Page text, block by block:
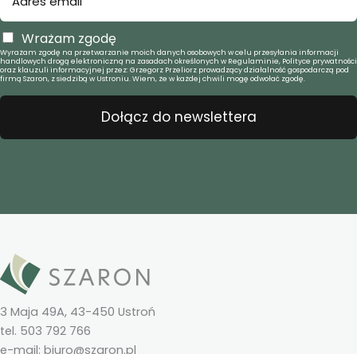
Wrażam zgodę
Wyrażam zgodę na przetwarzanie moich danych osobowych w celu przesyłania informacji
handlowych drogą elektroniczną na zasadach określonych w Regulaminie, Polityce prywatności
oraz klauzuli informacyjnej przez: Grzegorz Przeliorz prowadzący działalność gospodarczą pod
firmą Szaron, z siedzibą w Ustroniu. Wiem, że w każdej chwili mogę odwołać zgodę.
Dołącz do newslettera
3 Maja 49A, 43-450 Ustroń
tel. 503 792 766
e-mail: biuro@szaron.pl